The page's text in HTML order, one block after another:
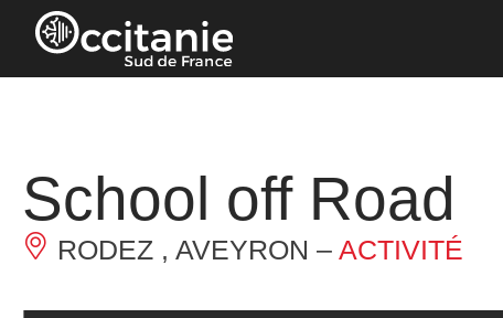
Panneau de gestion des cookies
School off Road
RODEZ , AVEYRON – ACTIVITÉ